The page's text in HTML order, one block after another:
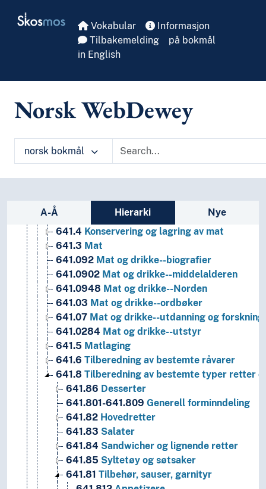
Skosmos Vokabular
Informasjon
Tilbakemelding
på bokmål
in English
Norsk WebDewey
norsk bokmål
Sidefelt: navigér i vokabularet
A-Å Hierarki Nye
5Naturvitenskap
Samfunnsvitenskap
Husholdning og familieliv
643Boliger og husholdningsutstyr
640 Husholdning og familieliv
Drikkevarer
641.01
Filosofi og teori, gastronomi
641.4 Konservering og lagring av mat
641.3 Mat
641.092 Mat og drikke--biografier
641.0902 Mat og drikke--middelalderen
641.0948 Mat og drikke--Norden
641.03 Mat og drikke--ordbøker
641.07 Mat og drikke--utdanning og forskning
641.0284 Mat og drikke--utstyr
641.5 Matlaging
641.6 Tilberedning av bestemte råvarer
641.8 Tilberedning av bestemte typer retter
641.86 Desserter
641.801-641.809 Generell forminndeling
641.82 Hovedretter
641.83 Salater
641.84 Sandwicher og lignende retter
641.85 Syltetøy og søtsaker
641.81 Tilbehør, sauser, garnityr